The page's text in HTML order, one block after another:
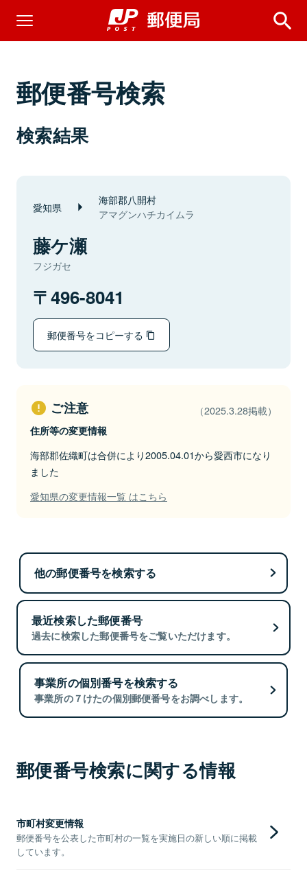
郵便番号検索
検索結果
愛知県 海部郡八開村
アマグンハチカイムラ
藤ケ瀬
フジガセ
496-8041
郵便番号をコピーする
ご注意 （2025.3.28掲載）
住所等の変更情報
海部郡佐織町は合併により2005.04.01から愛西市になり
ました
愛知県の変更情報一覧 はこちら
他の郵便番号を検索する
最近検索した郵便番号
過去に検索した郵便番号をご覧いただけます。
事業所の個別番号を検索する
事業所の７けたの個別郵便番号をお調べします。
郵便番号検索に関する情報
市町村変更情報
郵便番号を公表した市町村の一覧を実施日の新しい順に掲載
しています。